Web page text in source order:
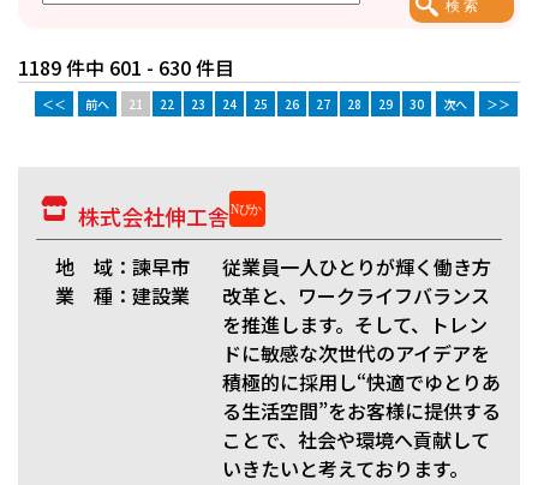
1189 件中 601 - 630 件目
＜＜ 前へ 21 22 23 24 25 26 27 28 29 30 次へ ＞＞
株式会社伸工舎
地 域：諫早市
業 種：建設業
従業員一人ひとりが輝く働き方
改革と、ワークライフバランス
を推進します。そして、トレン
ドに敏感な次世代のアイデアを
積極的に採用し“快適でゆとりあ
る生活空間”をお客様に提供する
ことで、社会や環境へ貢献して
いきたいと考えております。